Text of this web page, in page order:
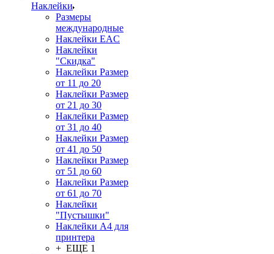
Наклейки
Размеры
международные
Наклейки EAC
Наклейки
"Скидка"
Наклейки Размер
от 11 до 20
Наклейки Размер
от 21 до 30
Наклейки Размер
от 31 до 40
Наклейки Размер
от 41 до 50
Наклейки Размер
от 51 до 60
Наклейки Размер
от 61 до 70
Наклейки
"Пустышки"
Наклейки А4 для
принтера
+ ЕЩЕ 1